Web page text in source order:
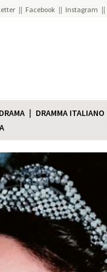
Facebook Instagram
DRAMMA ITALIANO